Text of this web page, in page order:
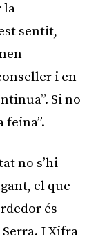
la
sentit,
i en
Si no
feina”.
no s’hi
el que
és
I Xifra